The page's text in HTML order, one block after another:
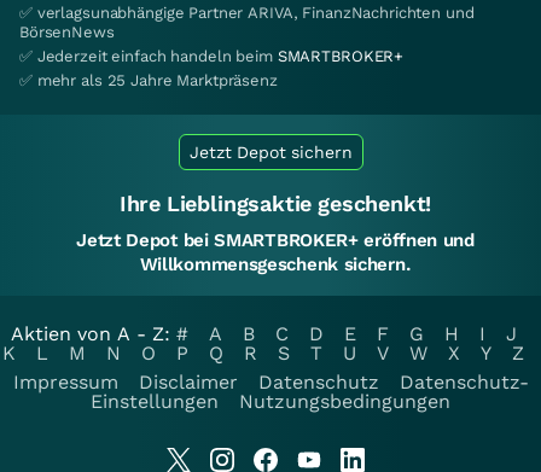
✅ verlagsunabhängige Partner ARIVA, FinanzNachrichten und
BörsenNews
✅ Jederzeit einfach handeln beim SMARTBROKER+
✅ mehr als 25 Jahre Marktpräsenz
Jetzt Depot sichern
Ihre Lieblingsaktie geschenkt!
Jetzt Depot bei SMARTBROKER+ eröffnen und
Willkommensgeschenk sichern.
Aktien von A - Z: # A B C D E F G H I
J
K
L M N O P Q R S T U V W X Y
Z
Impressum
Disclaimer Datenschutz
Datenschutz-
Einstellungen
Nutzungsbedingungen